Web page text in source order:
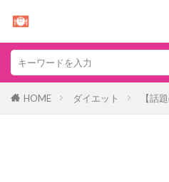
HOME ダイエット 【話